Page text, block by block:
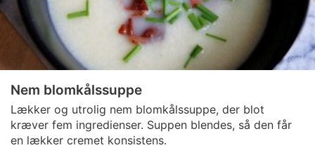
Nem blomkålssuppe
Lækker og utrolig nem blomkålssuppe, der blot
kræver fem ingredienser. Suppen blendes, så den får
en lækker cremet konsistens.